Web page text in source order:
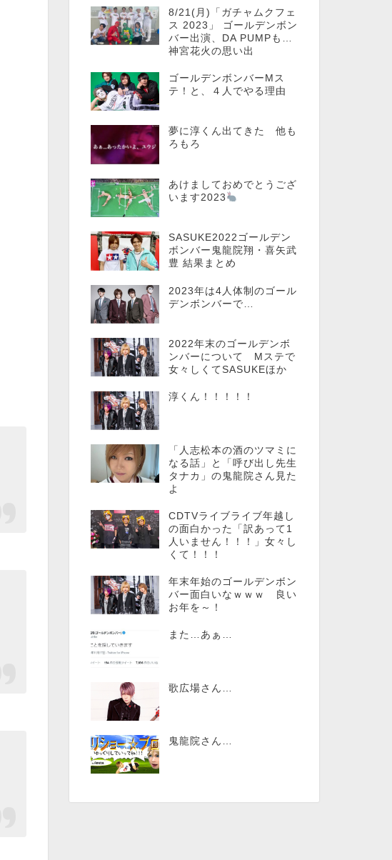
8/21(月)「ガチャムクフェ
ス 2023」 ゴールデンボン
バー出演、DA PUMPも…
神宮花火の思い出
ゴールデンボンバーMス
テ！と、４人でやる理由
夢に淳くん出てきた 他も
ろもろ
あけましておめでとうござ
います2023
SASUKE2022ゴールデン
ボンバー鬼龍院翔・喜矢武
豊 結果まとめ
2023年は4人体制のゴール
デンボンバーで…
2022年末のゴールデンボ
ンバーについて Mステで
女々しくてSASUKEほか
淳くん！！！！！
「人志松本の酒のツマミに
なる話」と「呼び出し先生
タナカ」の鬼龍院さん見た
よ
CDTVライブライブ年越し
の面白かった「訳あって1
人いません！！！」女々し
くて！！！
年末年始のゴールデンボン
バー面白いなｗｗｗ 良い
お年を～！
また…あぁ…
歌広場さん…
鬼龍院さん…